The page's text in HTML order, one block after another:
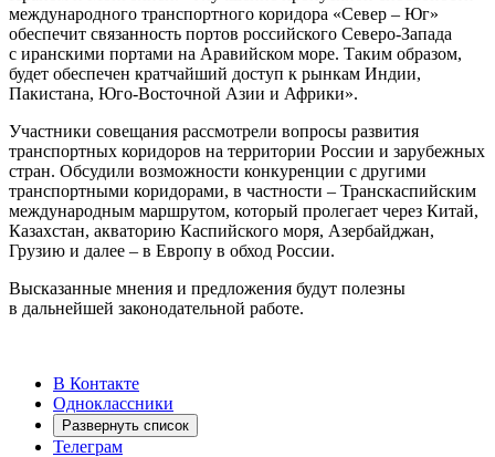
международного транспортного коридора «Север – Юг»
обеспечит связанность портов российского Северо-Запада
с иранскими портами на Аравийском море. Таким образом,
будет обеспечен кратчайший доступ к рынкам Индии,
Пакистана, Юго-Восточной Азии и Африки».
Участники совещания рассмотрели вопросы развития
транспортных коридоров на территории России и зарубежных
стран. Обсудили возможности конкуренции с другими
транспортными коридорами, в частности – Транскаспийским
международным маршрутом, который пролегает через Китай,
Казахстан, акваторию Каспийского моря, Азербайджан,
Грузию и далее – в Европу в обход России.
Высказанные мнения и предложения будут полезны
в дальнейшей законодательной работе.
В Контакте
Одноклассники
Развернуть список
Телеграм